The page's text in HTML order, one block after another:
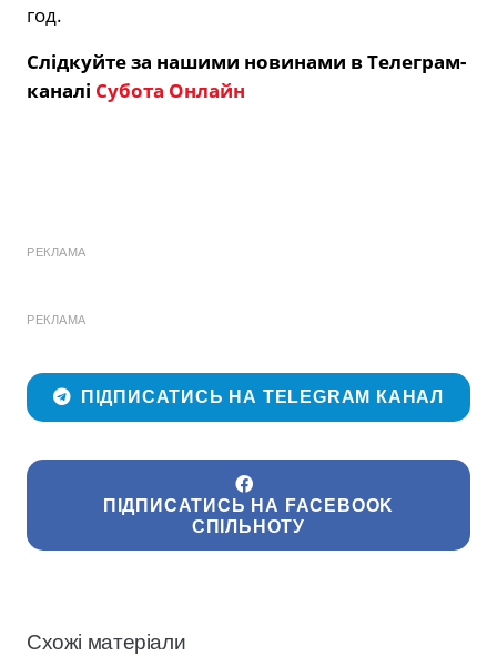
год.
Слідкуйте за нашими новинами в Телеграм-
каналі Субота Онлайн
РЕКЛАМА
РЕКЛАМА
ПІДПИСАТИСЬ НА TELEGRAM КАНАЛ
ПІДПИСАТИСЬ НА FACEBOOK
СПІЛЬНОТУ
Схожі матеріали